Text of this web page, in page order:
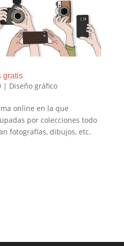
gratis
| Diseño gráfico
online en la que
por colecciones todo
fotografías, dibujos, etc.